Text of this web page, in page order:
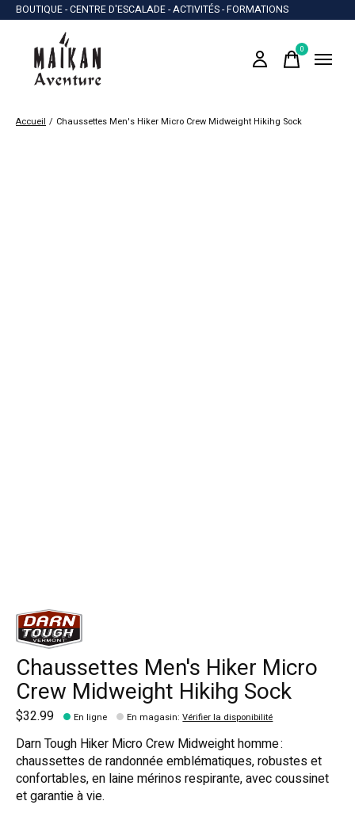
BOUTIQUE - CENTRE D'ESCALADE - ACTIVITÉS - FORMATIONS
0items
Accueil / Chaussettes Men's Hiker Micro Crew Midweight Hikihg Sock
Chaussettes Men's Hiker Micro
Crew Midweight Hikihg Sock
$32.99 En ligne En magasin:Vérifier la disponibilité
Darn Tough Hiker Micro Crew Midweight homme :
chaussettes de randonnée emblématiques, robustes et
confortables, en laine mérinos respirante, avec coussinet
et garantie à vie.